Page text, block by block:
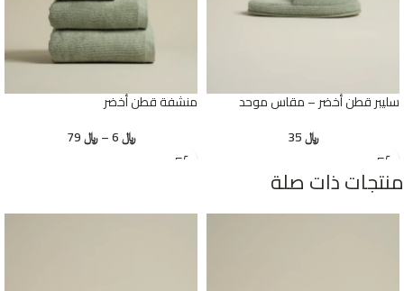
سليبر قطن أخضر – مقاس موحد
﷼
منشفة قطن أخضر
﷼ –﷼
منتجات ذات صلة